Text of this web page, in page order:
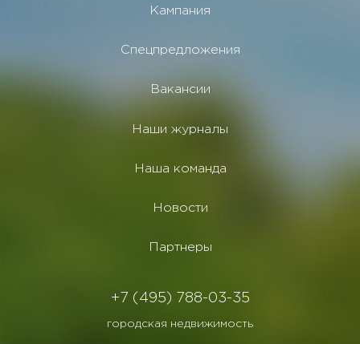
Кампания
Спецпредложения
Вакансии
Наши журналы
Наша команда
Новости
Партнеры
+7 (495) 788-03-35
городская недвижимость